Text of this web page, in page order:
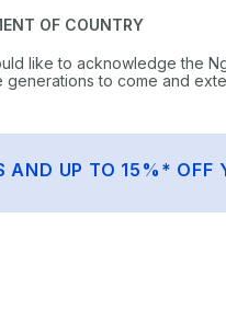
OF COUNTRY
like to acknowledge the
generations to come and
AND UP TO 15%* OFF